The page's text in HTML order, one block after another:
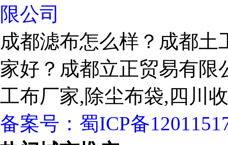
限公司
成都滤布怎么样？成都
家好？成都立正贸易有
工布厂家,除尘布袋,四川
备案号： 蜀ICP备